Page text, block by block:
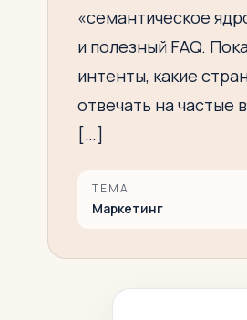
«семантическое
и полезный FAQ.
интенты, какие
отвечать на частые
[…]
ТЕМА
Маркетинг